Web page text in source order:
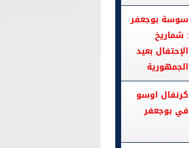
سوسة بوجعفر
: شماريخ
الإحتفال بعيد
الجمهورية
كرنفال اوسو
في بوجعفر